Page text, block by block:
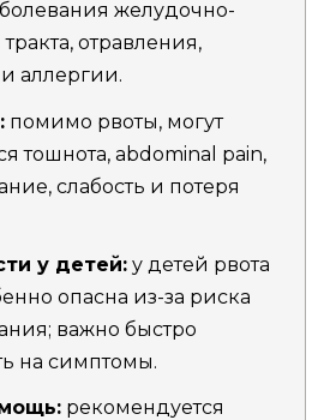
желудочно-
отравления,
аллергии.
помимо рвоты, могут
тошнота, abdominal pain,
слабость и потеря
у детей: у детей рвота
опасна из-за риска
важно быстро
на симптомы.
рекомендуется